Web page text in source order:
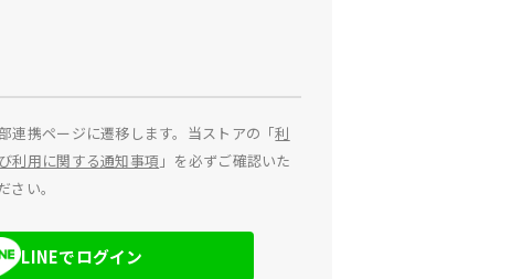
連携ページに遷移します。当ストアの「利
利用に関する通知事項 」を必ずご確認いた
い。
LINEでログイン